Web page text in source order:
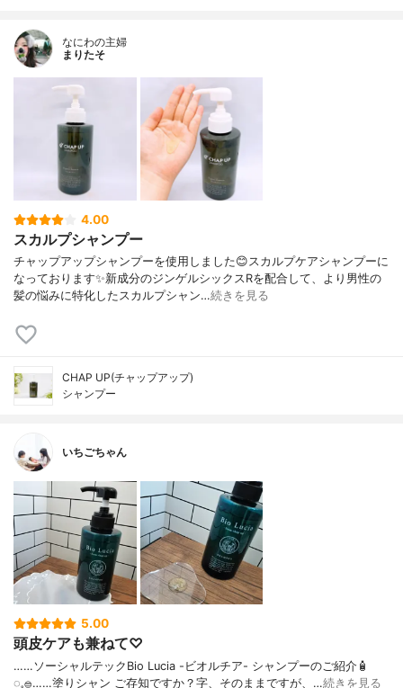
なにわの主婦
まりたそ
4.00
スカルプシャンプー
チャップアップシャンプーを使用しました😊スカルプケアシャンプーに
なっております✨新成分のジンゲルシックスRを配合して、より男性の
髪の悩みに特化したスカルプシャン…続きを見る
CHAP UP(チャップアップ)
シャンプー
いちごちゃん
5.00
頭皮ケアも兼ねて♡
……⁡⁡⁡ソーシャルテックBio Lucia -ビオルチア- シャンプー⁡のご紹介🧴‎
◌𓈒𓐍⁡……⁡⁡⁡⁡塗りシャン ご存知ですか？⁡⁡⁡⁡字、そのままですが、…続きを見る